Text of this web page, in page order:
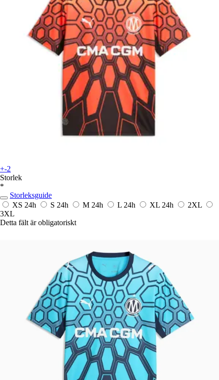
+-2
Storlek
*
Storleksguide
XS 24h S 24h M 24h L 24h XL 24h
2XL
3XL
Detta fält är obligatoriskt